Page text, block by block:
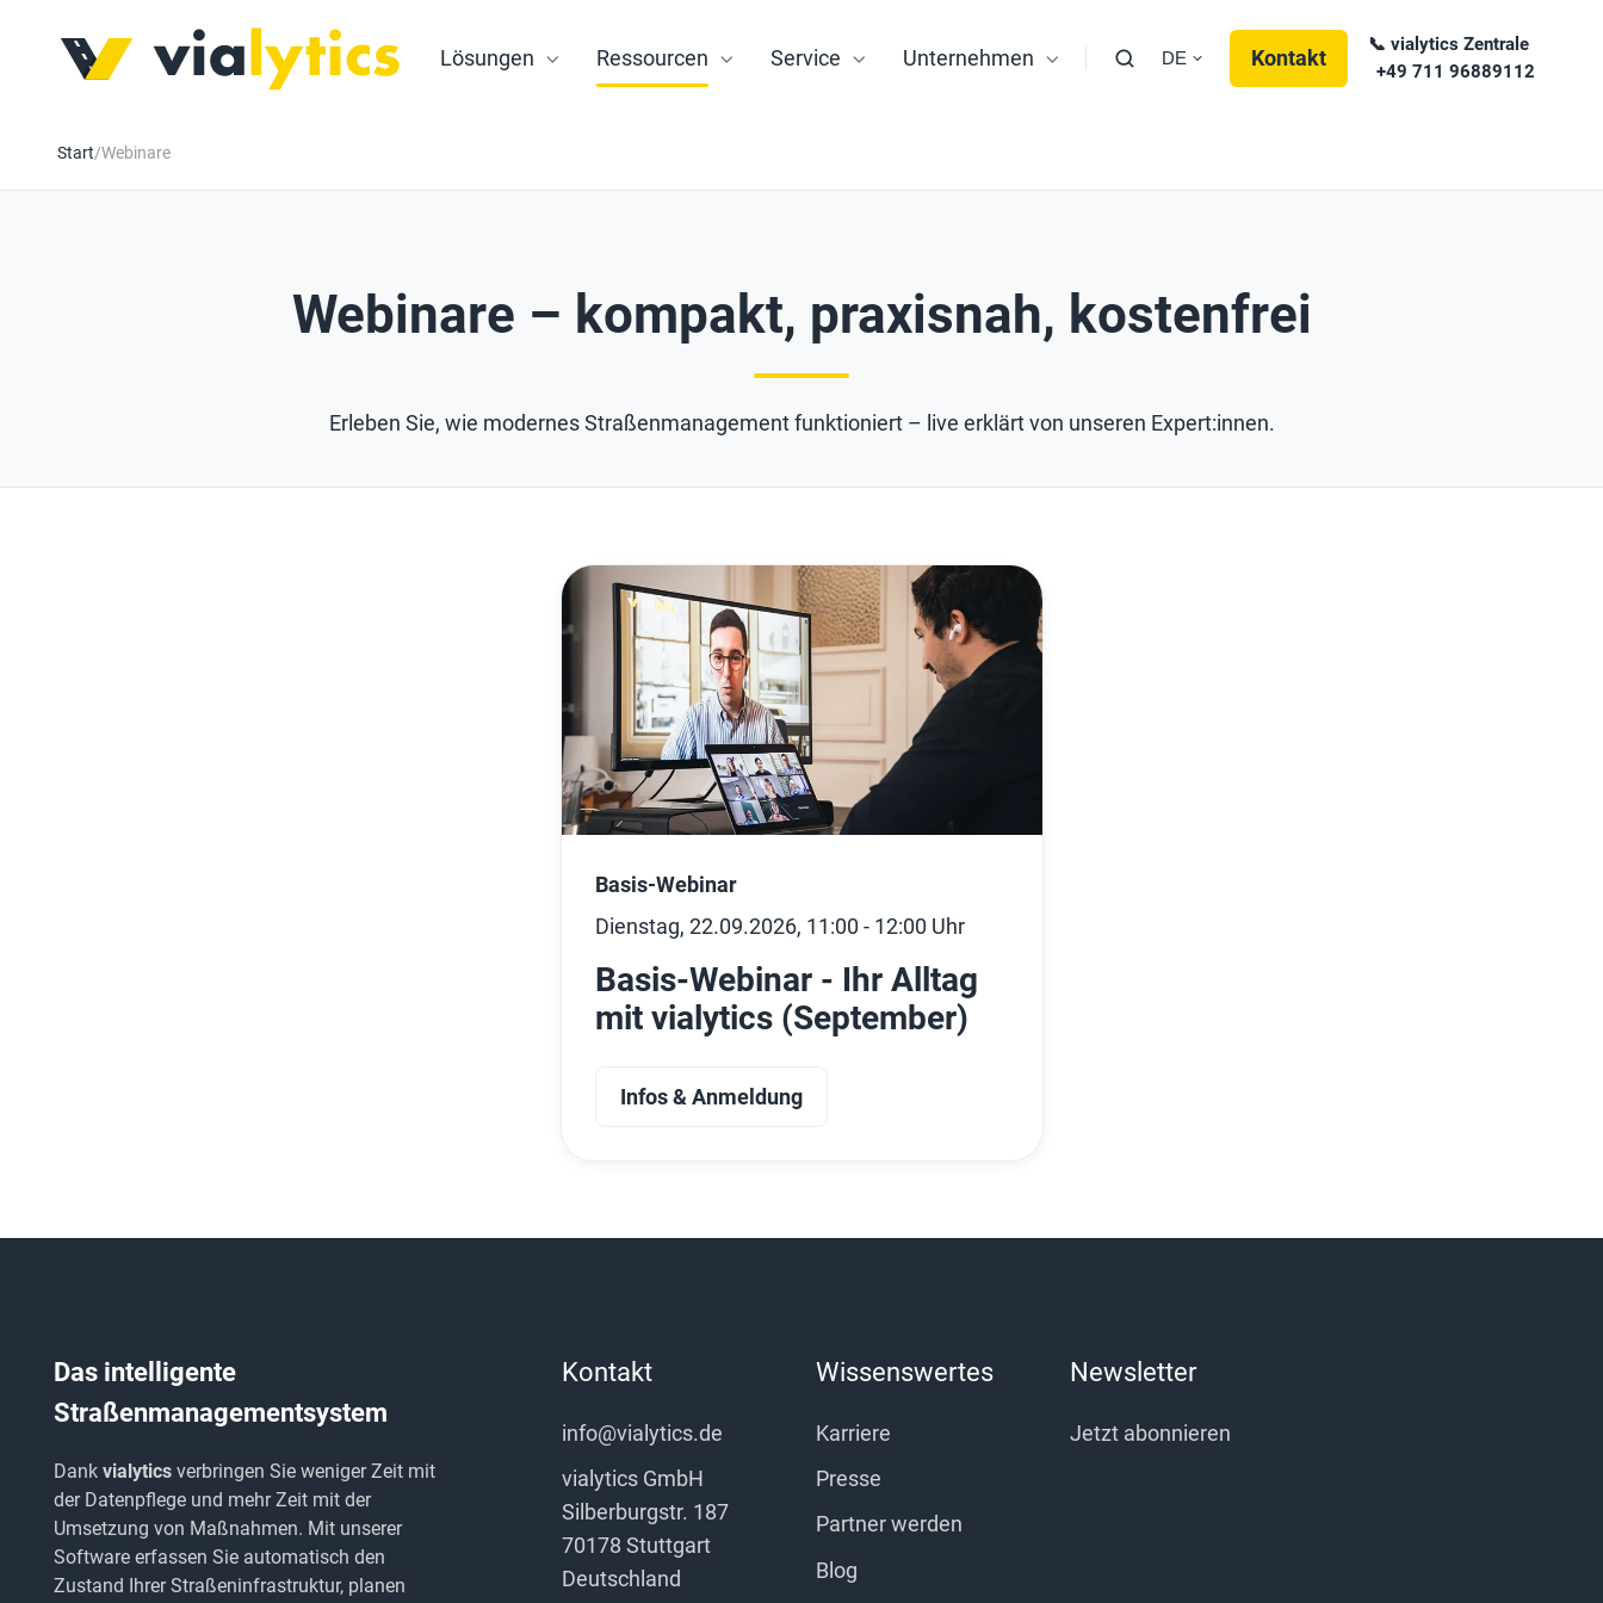
Lösungen Ressourcen Service Unternehmen DE Kontakt
📞 vialytics Zentrale
+49 711 96889112
Start/Webinare
Webinare – kompakt, praxisnah, kostenfrei
Erleben Sie, wie modernes Straßenmanagement funktioniert – live erklärt von unseren Expert:innen.
Basis-Webinar
Dienstag, 22.09.2026, 11:00 - 12:00 Uhr
Basis-Webinar - Ihr Alltag
mit vialytics (September)
Infos & Anmeldung
Das intelligente
Straßenmanagementsystem
Dank vialyticsverbringen Sie weniger Zeit mit
der Datenpflege und mehr Zeit mit der
Umsetzung von Maßnahmen. Mit unserer
Software erfassen Sie automatisch den
Zustand Ihrer Straßeninfrastruktur, planen
Kontakt
info@vialytics.de
vialytics GmbH
Silberburgstr. 187
70178 Stuttgart
Deutschland
Wissenswertes
Karriere
Presse
Partner werden
Blog
Newsletter
Jetzt abonnieren